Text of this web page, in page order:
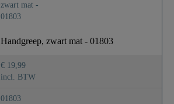
0,1 Kg
Handgreep, zwart mat - 01803
€ 19,99
incl. BTW
01803